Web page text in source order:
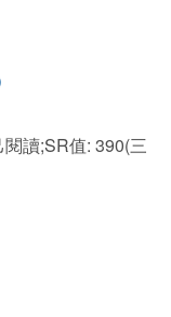
讀;SR值: 390(三